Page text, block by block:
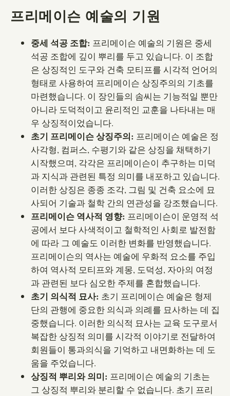
프리메이슨 예술의 기원
중세 석공 조합: 프리메이슨 예술의 기원은 중세
석공 조합에 깊이 뿌리를 두고 있습니다. 이 조합
은 상징적인 도구와 건축 모티프를 시각적 언어의
형태로 사용하여 프리메이슨 상징주의의 기초를
마련했습니다. 이 장인들의 솜씨는 기능적일 뿐만
아니라 도덕적이고 윤리적인 교훈을 나타내는 매
우 상징적이었습니다.
초기 프리메이슨 상징주의: 프리메이슨 예술은 정
사각형, 컴퍼스, 수평기와 같은 상징을 채택하기
시작했으며, 각각은 프리메이슨이 추구하는 미덕
과 지식과 관련된 특정 의미를 내포하고 있습니다.
이러한 상징은 종종 조각, 그림 및 건축 요소에 묘
사되어 기술과 철학 간의 연관성을 강조했습니다.
프리메이슨 역사적 영향: 프리메이슨이 운영적 석
공에서 보다 사색적이고 철학적인 사회로 발전함
에 따라 그 예술도 이러한 변화를 반영했습니다.
프리메이슨의 역사는 예술에 우화적 요소를 주입
하여 역사적 모티프와 계몽, 도덕성, 자아의 여정
과 관련된 보다 심오한 주제를 혼합했습니다.
초기 의식적 묘사: 초기 프리메이슨 예술은 형제
단의 관행에 중요한 의식과 의례를 묘사하는 데 집
중했습니다. 이러한 의식적 묘사는 교육 도구로서
복잡한 상징적 의미를 시각적 이야기로 전달하여
회원들이 통과의식을 기억하고 내면화하는 데 도
움을 주었습니다.
상징적 뿌리와 의미: 프리메이슨 예술의 기초는
그 상징적 뿌리와 분리할 수 없습니다. 초기 프리